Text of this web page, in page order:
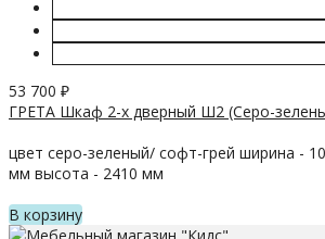
53 700 ₽
ГРЕТА Шкаф 2-х дверный Ш2 (Серо-
цвет серо-зеленый/ софт-грей ширина -
мм высота - 2410 мм
В корзину